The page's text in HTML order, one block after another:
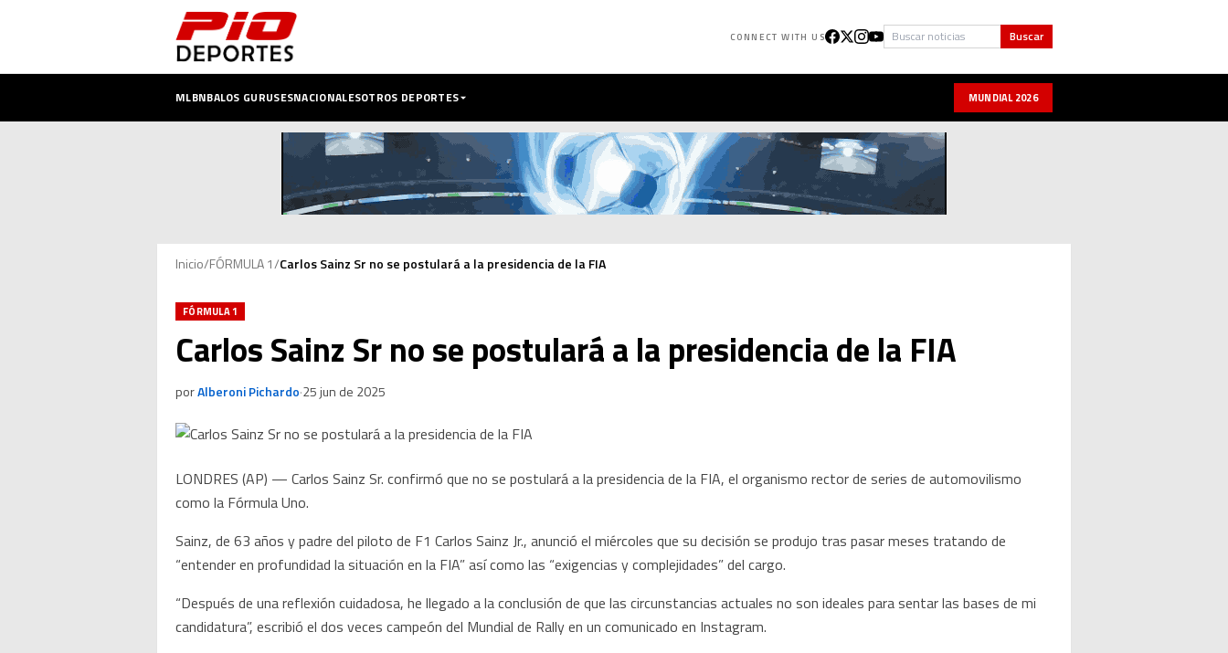
CONNECT WITH US Buscar Buscar
MLBNBALOS GURUSESNACIONALESOTROS DEPORTES MUNDIAL 2026
Inicio/FÓRMULA 1/Carlos Sainz Sr no se postulará a la presidencia de la FIA
FÓRMULA 1
Carlos Sainz Sr no se postulará a la presidencia de la FIA
porAlberoni Pichardo·25 jun de 2025
LONDRES (AP) — Carlos Sainz Sr. confirmó que no se postulará a la presidencia de la FIA, el organismo rector de series de automovilismo
como la Fórmula Uno.
Sainz, de 63 años y padre del piloto de F1 Carlos Sainz Jr., anunció el miércoles que su decisión se produjo tras pasar meses tratando de
“entender en profundidad la situación en la FIA” así como las “exigencias y complejidades” del cargo.
“Después de una reflexión cuidadosa, he llegado a la conclusión de que las circunstancias actuales no son ideales para sentar las bases de mi
candidatura”, escribió el dos veces campeón del Mundial de Rally en un comunicado en Instagram.